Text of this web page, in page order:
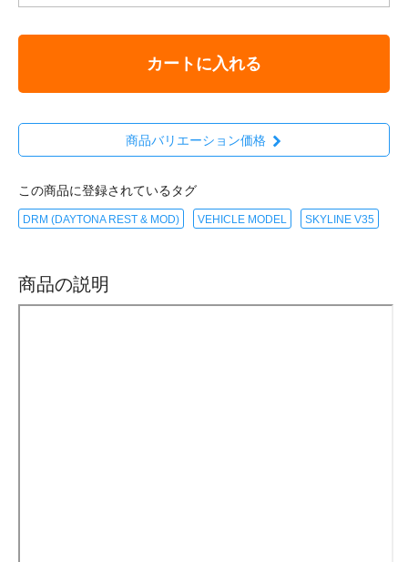
カートに入れる
商品バリエーション価格
この商品に登録されているタグ
DRM (DAYTONA REST & MOD) VEHICLE MODEL SKYLINE V35
商品の説明